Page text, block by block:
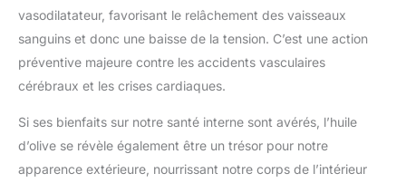
vasodilatateur, favorisant le relâchement des vaisseaux
sanguins et donc une baisse de la tension. C’est une action
préventive majeure contre les accidents vasculaires
cérébraux et les crises cardiaques.
Si ses bienfaits sur notre santé interne sont avérés, l’huile
d’olive se révèle également être un trésor pour notre
apparence extérieure, nourrissant notre corps de l’intérieur